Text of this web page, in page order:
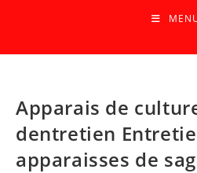
Apparais de
dentretien
apparaisses de